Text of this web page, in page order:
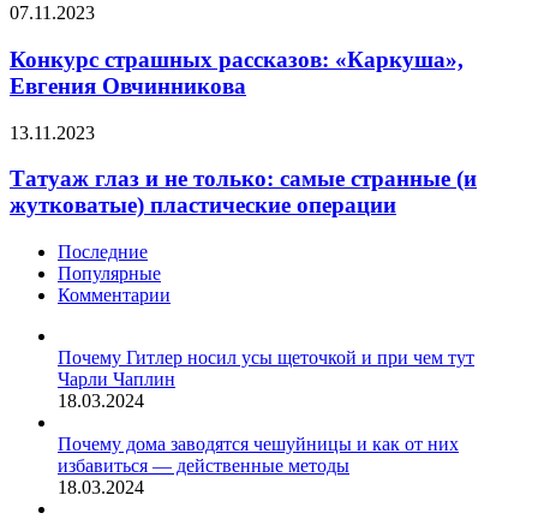
Конкурс
рассказов:
«Каркуша»,
Евгения
07.11.2023
Конкурс страшных рассказов: «Каркуша»,
Евгения Овчинникова
Татуаж
и
только:
странные
жутковатые)
операции
13.11.2023
Татуаж глаз и не только: самые странные (и
жутковатые) пластические операции
Последние
Популярные
Комментарии
Почему Гитлер носил усы щеточкой и при чем тут
Чарли Чаплин
18.03.2024
Почему дома заводятся чешуйницы и как от них
избавиться — действенные методы
18.03.2024